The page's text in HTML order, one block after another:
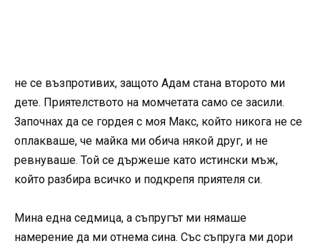
не се възпротивих, защото Адам стана второто ми
дете. Приятелството на момчетата само се засили.
Започнах да се гордея с моя Макс, който никога не се
оплакваше, че майка ми обича някой друг, и не
ревнуваше. Той се държеше като истински мъж,
който разбира всичко и подкрепя приятеля си.
Мина една седмица, а съпругът ми нямаше
намерение да ми отнема сина. Със съпруга ми дори